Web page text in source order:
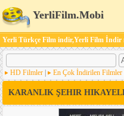
YerliFilm.Mobi
Yerli Türkçe Film indir,Yerli Film İndir
HD Filmler En Çok İndirilen Filmler
KARANLIK ŞEHIR